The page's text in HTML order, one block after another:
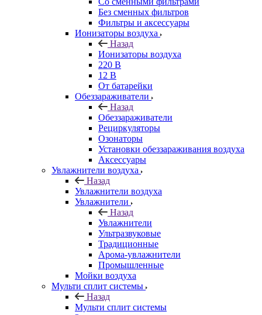
Без сменных фильтров
Фильтры и аксессуары
Ионизаторы воздуха
Назад
Ионизаторы воздуха
220 В
12 В
От батарейки
Обеззараживатели
Назад
Обеззараживатели
Рециркуляторы
Озонаторы
Установки обеззараживания воздуха
Аксессуары
Увлажнители воздуха
Назад
Увлажнители воздуха
Увлажнители
Назад
Увлажнители
Ультразвуковые
Традиционные
Арома-увлажнители
Промышленные
Мойки воздуха
Мульти сплит системы
Назад
Мульти сплит системы